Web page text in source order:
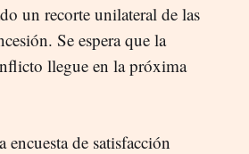
un recorte unilateral de las
Se espera que la
llegue en la próxima
de satisfacción